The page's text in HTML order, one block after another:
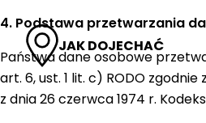
JAK DOJECHAĆ
4. Podstawa przetwarzania
Państwa dane osobowe
art. 6, ust. 1 lit. c) RODO
z dnia 26 czerwca 1974 r.